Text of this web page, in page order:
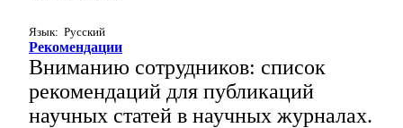
Язык: Русский
Рекомендации
Вниманию сотрудников: список
рекомендаций для публикаций
научных статей в научных журналах.